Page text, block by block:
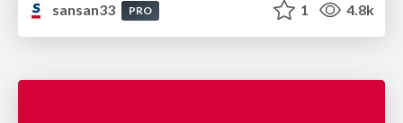
sansan33
PRO 1 4.8k